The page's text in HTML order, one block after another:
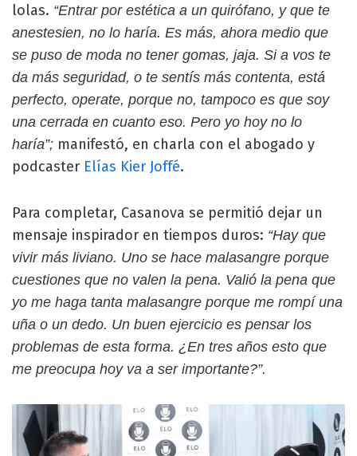
lolas. “Entrar por estética a un quirófano, y que te
anestesien, no lo haría. Es más, ahora medio que
se puso de moda no tener gomas, jaja. Si a vos te
da más seguridad, o te sentís más contenta, está
perfecto, operate, porque no, tampoco es que soy
una cerrada en cuanto eso. Pero yo hoy no lo
haría”; manifestó, en charla con el abogado y
podcaster Elías Kier Joffé.
Para completar, Casanova se permitió dejar un
mensaje inspirador en tiempos duros: “Hay que
vivir más liviano. Uno se hace malasangre porque
cuestiones que no valen la pena. Valió la pena que
yo me haga tanta malasangre porque me rompí una
uña o un dedo. Un buen ejercicio es pensar los
problemas de esta forma. ¿En tres años esto que
me preocupa hoy va a ser importante?”.